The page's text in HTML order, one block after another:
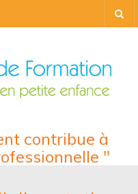
contribue à
"